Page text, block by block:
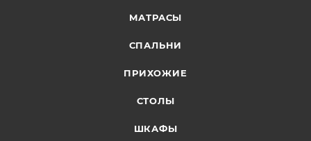
МАТРАСЫ
СПАЛЬНИ
ПРИХОЖИЕ
СТОЛЫ
ШКАФЫ